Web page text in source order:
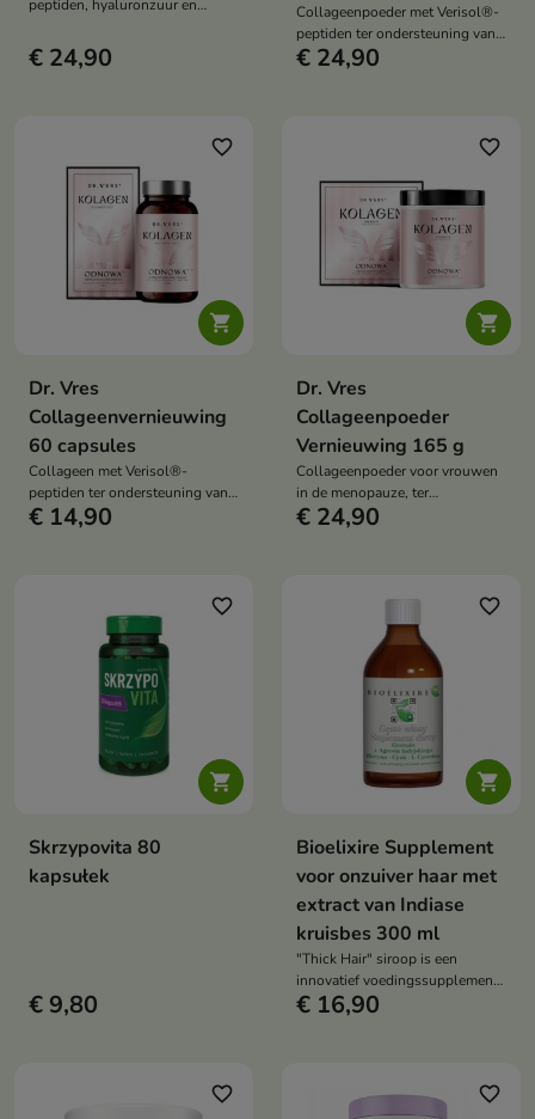
peptiden, hyaluronzuur en
ondersteuning van de hydratatie,
elasticiteit en een gezonde
€ 24,90
Collageenpoeder met Verisol®-
peptiden ter ondersteuning van
de huidversteviging, een
€ 24,90

favorite_border
Dr. Vres
Collageenvernieuwing
60 capsules
Collageen met Verisol®-
peptiden ter ondersteuning van
een stevige huid, de conditie van
€ 14,90

favorite_border
Dr. Vres
Collageenpoeder
Vernieuwing 165 g
Collageenpoeder voor vrouwen
in de menopauze, ter
ondersteuning van huid,
€ 24,90

favorite_border
Skrzypovita 80
kapsułek
€ 9,80

favorite_border
Bioelixire Supplement
voor onzuiver haar met
extract van Indiase
kruisbes 300 ml
"Thick Hair" siroop is een
innovatief voedingssupplement
dat de haargroei stimuleert en
binnenuit ondersteunt.
€ 16,90
favorite_border favorite_border